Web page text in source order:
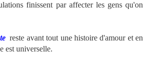
finissent par affecter les gens qu'on
reste avant tout une histoire d'amour et en
est universelle.